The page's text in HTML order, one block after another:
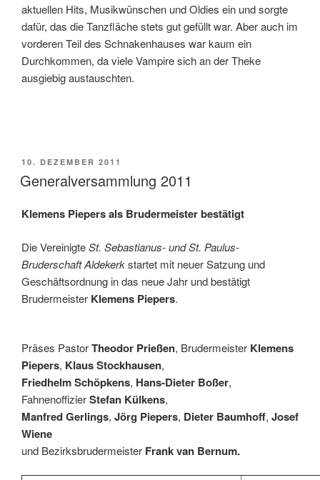
aktuellen Hits, Musikwünschen und Oldies ein und sorgte
dafür, das die Tanzfläche stets gut gefüllt war. Aber auch im
vorderen Teil des Schnakenhauses war kaum ein
Durchkommen, da viele Vampire sich an der Theke
ausgiebig austauschten.
VERÖFFENTLICHT
AM
10. DEZEMBER 2011
Generalversammlung 2011
Klemens Piepers als Brudermeister bestätigt
Die VereinigteSt. Sebastianus- und St. Paulus-
Bruderschaft Aldekerkstartet mit neuer Satzung und
Geschäftsordnung in das neue Jahr und bestätigt
Brudermeister Klemens Piepers.
Präses PastorTheodor Prießen, Brudermeister Klemens
Piepers, Klaus Stockhausen,
Friedhelm Schöpkens, Hans-Dieter Boßer,
FahnenoffizierStefan Külkens,
Manfred Gerlings, Jörg Piepers, Dieter Baumhoff, Josef
Wiene
und Bezirksbrudermeister Frank van Bernum.